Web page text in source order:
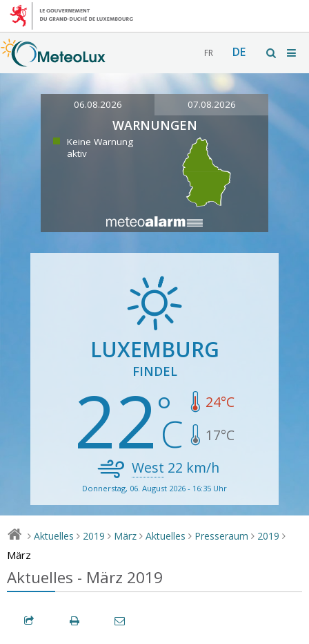
FR DE
06.08.2026 07.08.2026
WARNUNGEN
Keine Warnung
aktiv
LUXEMBURG
FINDEL
22 24°C
17°C
West 22 km/h
Donnerstag, 06. August 2026 - 16:35 Uhr
> Aktuelles > 2019 > März > Aktuelles > Presseraum > 2019 >
März
Aktuelles - März 2019